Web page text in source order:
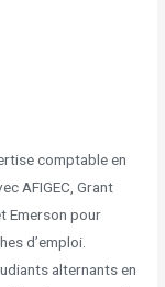
comptable en
AFIGEC, Grant
Emerson pour
d’emploi.
alternants en